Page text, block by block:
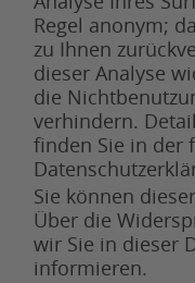
Regel anonym;
zu Ihnen
dieser Analyse
die
verhindern.
finden Sie in der
Sie können
Über die
wir Sie in dieser
informieren.